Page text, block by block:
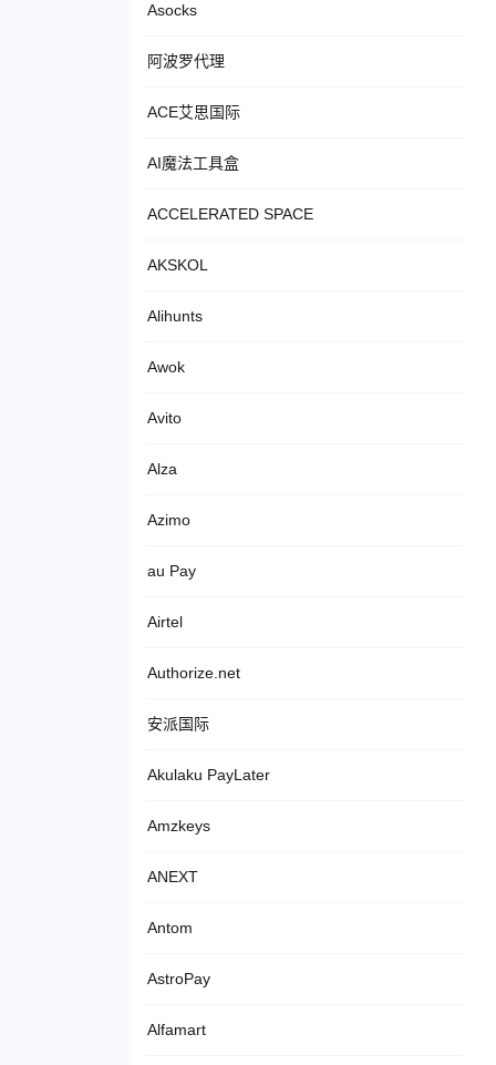
Asocks
阿波罗代理
ACE艾思国际
AI魔法工具盒
ACCELERATED SPACE
AKSKOL
Alihunts
Awok
Avito
Alza
Azimo
au Pay
Airtel
Authorize.net
安派国际
Akulaku PayLater
Amzkeys
ANEXT
Antom
AstroPay
Alfamart